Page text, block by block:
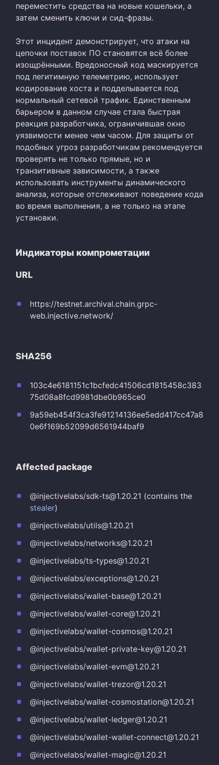
переместить средства на новые кошельки, а
затем сменить ключи и сид-фразы.
Этот инцидент демонстрирует, что атаки на
цепочки поставок ПО становятся всё более
изощрёнными. Вредоносный код маскируется
под легитимную телеметрию, использует
кодирование хоста и подделывается под
нормальный сетевой трафик. Единственным
барьером в данном случае стала быстрая
реакция разработчика, ограничившая окно
уязвимости менее чем часом. Для защиты от
подобных угроз разработчикам рекомендуется
проверять не только прямые, но и
транзитивные зависимости, а также
использовать инструменты динамического
анализа, которые отслеживают поведение кода
во время выполнения, а не только на этапе
установки.
Индикаторы компрометации
URL
https://testnet.archival.chain.grpc-
web.injective.network/
SHA256
103c4e6181151c1bcfedc41506cd1815458c383
75d08a8fcd9981dbe0b965ce0
9a59eb454f3ca3fe91214136ee5edd417cc47a8
0e6f169b52099d6561944baf9
Affected package
@injectivelabs/sdk-ts@1.20.21 (contains the
stealer)
@injectivelabs/utils@1.20.21
@injectivelabs/networks@1.20.21
@injectivelabs/ts-types@1.20.21
@injectivelabs/exceptions@1.20.21
@injectivelabs/wallet-base@1.20.21
@injectivelabs/wallet-core@1.20.21
@injectivelabs/wallet-cosmos@1.20.21
@injectivelabs/wallet-private-key@1.20.21
@injectivelabs/wallet-evm@1.20.21
@injectivelabs/wallet-trezor@1.20.21
@injectivelabs/wallet-cosmostation@1.20.21
@injectivelabs/wallet-ledger@1.20.21
@injectivelabs/wallet-wallet-connect@1.20.21
@injectivelabs/wallet-magic@1.20.21